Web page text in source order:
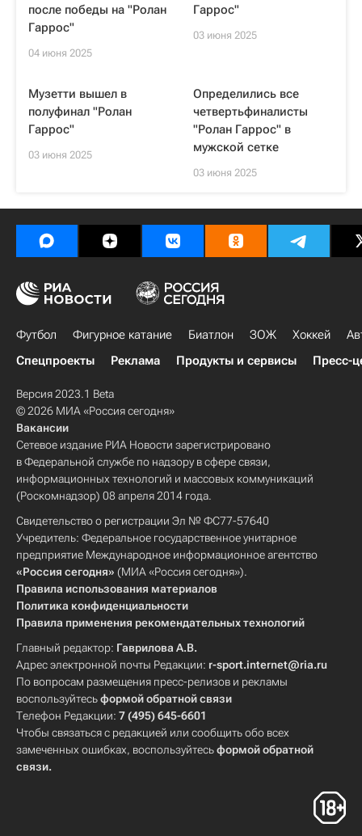
после победы на "Ролан
Гаррос"
04 июня 2025
Гаррос"
03 июня 2025
Музетти вышел в
полуфинал "Ролан
Гаррос"
03 июня 2025
Определились все
четвертьфиналисты
"Ролан Гаррос" в
мужской сетке
03 июня 2025
Футбол Фигурное катание Биатлон ЗОЖ Хоккей
Спецпроекты
Реклама Продукты и сервисы Пресс-
Версия 2023.1 Beta
© 2026 МИА «Россия сегодня»
Вакансии
Сетевое издание РИА Новости зарегистрировано
в Федеральной службе по надзору в сфере связи,
информационных технологий и массовых коммуникаций
(Роскомнадзор) 08 апреля 2014 года.
Свидетельство о регистрации Эл № ФС77-57640
Учредитель: Федеральное государственное унитарное
предприятие Международное информационное агентство
«Россия сегодня» (МИА «Россия сегодня»).
Правила использования материалов
Политика конфиденциальности
Правила применения рекомендательных технологий
Главный редактор: Гаврилова А.В.
Адрес электронной почты Редакции: r-sport.internet@ria.ru
По вопросам размещения пресс-релизов и рекламы
воспользуйтесьформой обратной связи
Телефон Редакции: 7 (495) 645-6601
Чтобы связаться с редакцией или сообщить обо всех
замеченных ошибках, воспользуйтесьформой обратной
связи.